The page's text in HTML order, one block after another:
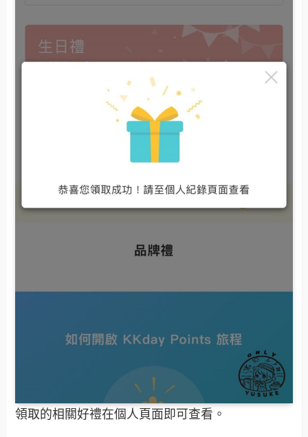
領取的相關好禮在個人頁面即可查看。